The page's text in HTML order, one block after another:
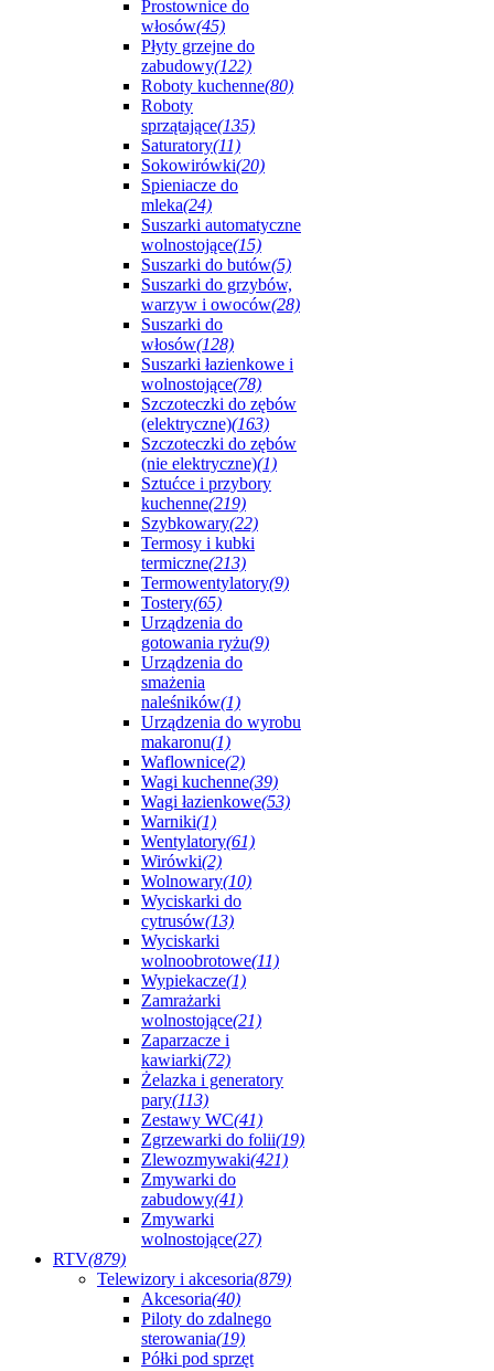
Prostownice do
włosów(45)
Płyty grzejne do
zabudowy(122)
Roboty kuchenne(80)
Roboty
sprzątające(135)
Saturatory(11)
Sokowirówki(20)
Spieniacze do
mleka(24)
Suszarki automatyczne
wolnostojące(15)
Suszarki do butów(5)
Suszarki do grzybów,
warzyw i owoców(28)
Suszarki do
włosów(128)
Suszarki łazienkowe i
wolnostojące(78)
Szczoteczki do zębów
(elektryczne)(163)
Szczoteczki do zębów
(nie elektryczne)(1)
Sztućce i przybory
kuchenne(219)
Szybkowary(22)
Termosy i kubki
termiczne(213)
Termowentylatory(9)
Tostery(65)
Urządzenia do
gotowania ryżu(9)
Urządzenia do
smażenia
naleśników(1)
Urządzenia do wyrobu
makaronu(1)
Waflownice(2)
Wagi kuchenne(39)
Wagi łazienkowe(53)
Warniki(1)
Wentylatory(61)
Wirówki(2)
Wolnowary(10)
Wyciskarki do
cytrusów(13)
Wyciskarki
wolnoobrotowe(11)
Wypiekacze(1)
Zamrażarki
wolnostojące(21)
Zaparzacze i
kawiarki(72)
Żelazka i generatory
pary(113)
Zestawy WC(41)
Zgrzewarki do folii(19)
Zlewozmywaki(421)
Zmywarki do
zabudowy(41)
Zmywarki
wolnostojące(27)
RTV(879)
Telewizory i akcesoria(879)
Akcesoria(40)
Piloty do zdalnego
sterowania(19)
Półki pod sprzęt